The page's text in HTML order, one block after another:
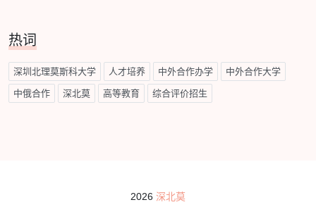
热词
深圳北理莫斯科大学 人才培养 中外合作办学 中外合作大学
中俄合作 深北莫 高等教育 综合评价招生
2026 深北莫